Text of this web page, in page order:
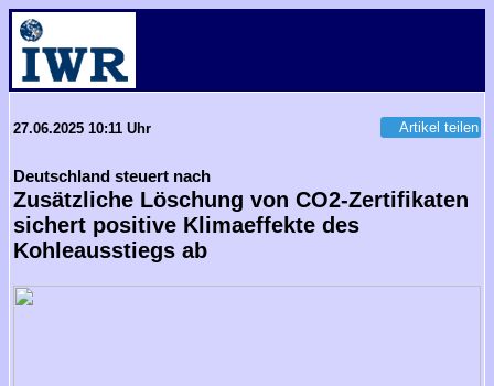
27.06.2025 10:11 Uhr Artikel teilen
Deutschland steuert nach
Zusätzliche Löschung von CO2-Zertifikaten
sichert positive Klimaeffekte des
Kohleausstiegs ab